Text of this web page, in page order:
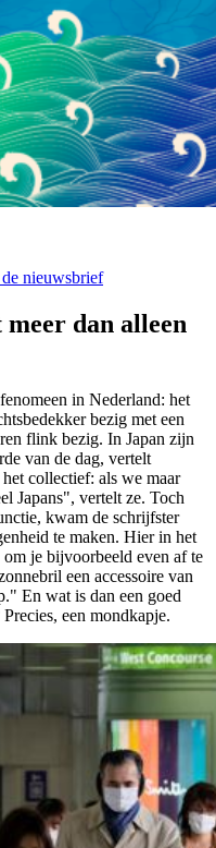
nieuwsbrief
dan alleen
in Nederland: het
bezig met een
flink bezig. In Japan zijn
van de dag, vertelt
collectief: als we maar
Japans", vertelt ze. Toch
kwam de schrijfster
te maken. Hier in het
je bijvoorbeeld even af te
een accessoire van
En wat is dan een goed
een mondkapje.